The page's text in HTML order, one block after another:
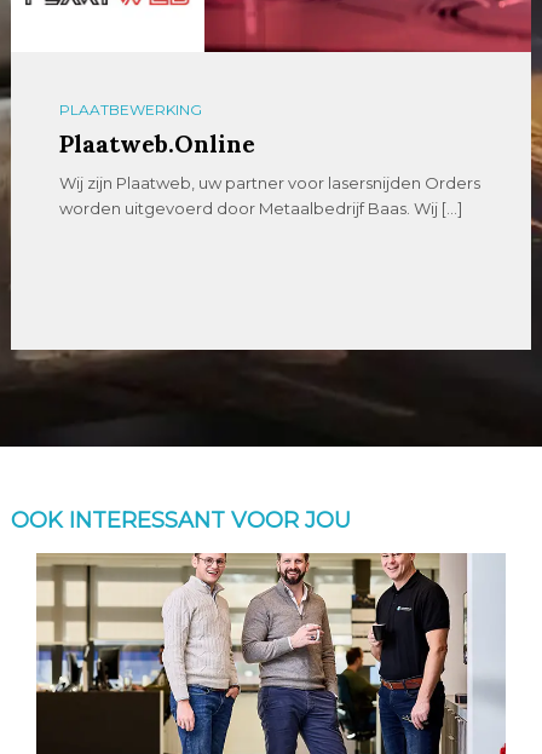
PLAATBEWERKING
Plaatweb.Online
Wij zijn Plaatweb, uw partner voor lasersnijden Orders
worden uitgevoerd door Metaalbedrijf Baas. Wij […]
OOK INTERESSANT VOOR JOU